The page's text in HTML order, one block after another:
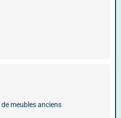
meubles anciens